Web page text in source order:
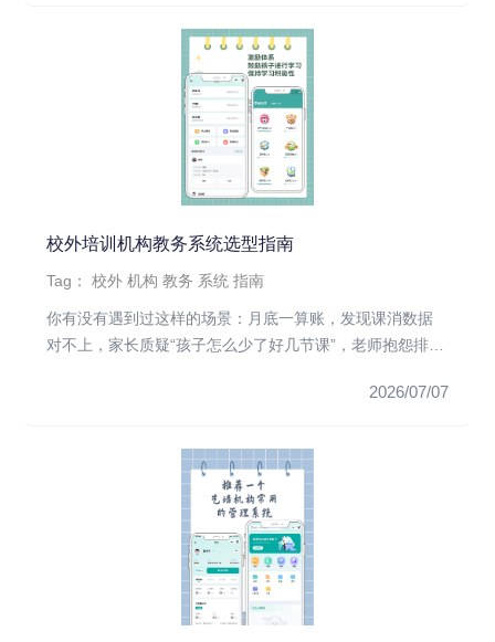
校外培训机构教务系统选型指南
Tag：校外 机构 教务 系统 指南
你有没有遇到过这样的场景：月底一算账，发现课消数据
对不上，家长质疑“孩子怎么少了好几节课”，老师抱怨排课
2026/07/07